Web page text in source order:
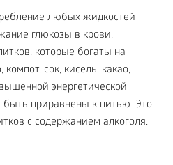
любых жидкостей
глюкозы в крови.
которые богаты на
сок, кисель, какао,
энергетической
быть приравнены к питью. Это
с содержанием алкоголя.